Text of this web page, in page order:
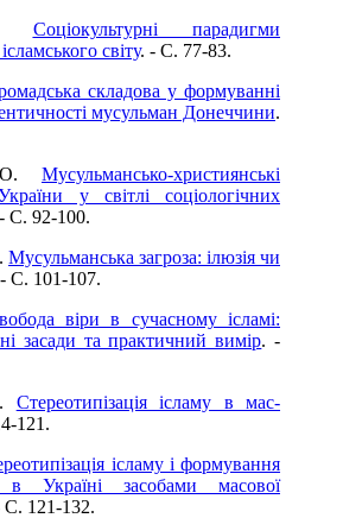
Соціокультурні парадигми
світу. - C. 77-83.
складова у формуванні
мусульман Донеччини.
О. Мусульмансько-християнські
у світлі соціологічних
C. 92-100.
Мусульманська загроза: ілюзія чи
C. 101-107.
віри в сучасному ісламі:
засади та практичний вимір. -
Стереотипізація ісламу в мас-
121.
ісламу і формування
в Україні засобами масової
C. 121-132.